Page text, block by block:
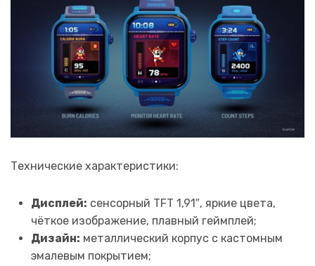
Технические характеристики:
Дисплей: сенсорный TFT 1,91″, яркие цвета,
чёткое изображение, плавный геймплей;
Дизайн: металлический корпус с кастомным
эмалевым покрытием;